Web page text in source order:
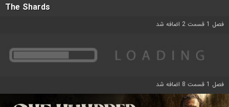
The Shards
فصل 1 قسمت 2 اضافه شد
فصل 1 قسمت 8 اضافه شد